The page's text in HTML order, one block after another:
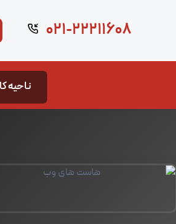
۰۲۱-۲۲۲۱۱۶۰۸
ناحیه